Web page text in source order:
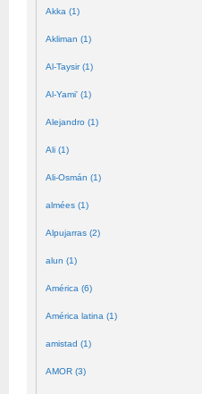
Akka (1)
Akliman (1)
Al-Taysir (1)
Al-Yami' (1)
Alejandro (1)
Ali (1)
Ali-Osmán (1)
almées (1)
Alpujarras (2)
alun (1)
América (6)
América latina (1)
amistad (1)
AMOR (3)